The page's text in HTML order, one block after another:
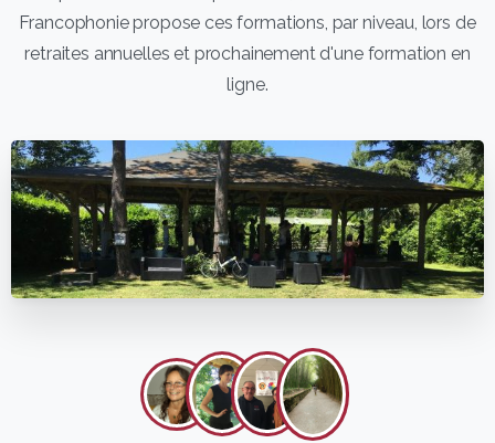
Francophonie propose ces formations, par niveau, lors de
retraites annuelles et prochainement d'une formation en
ligne.